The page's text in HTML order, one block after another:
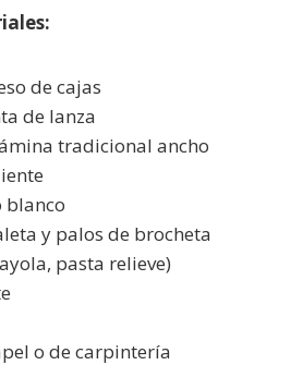
de cajas
de lanza
tradicional ancho
blanco
y palos de brocheta
pasta relieve)
o de carpintería